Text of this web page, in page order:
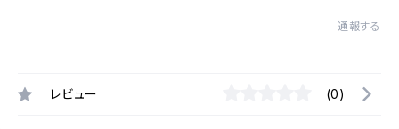
通報する
レビュー (0)